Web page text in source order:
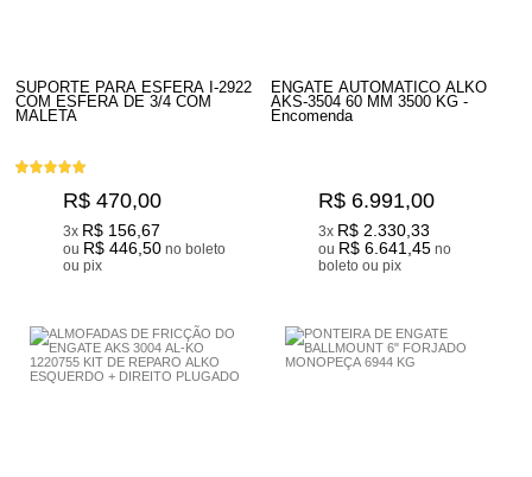
SUPORTE PARA ESFERA I-2922
COM ESFERA DE 3/4 COM
MALETA
R$ 470,00
3x R$ 156,67
ou R$ 446,50 no boleto
ou pix
ENGATE AUTOMATICO ALKO
AKS-3504 60 MM 3500 KG -
Encomenda
R$ 6.991,00
3x R$ 2.330,33
ou R$ 6.641,45 no
boleto ou pix